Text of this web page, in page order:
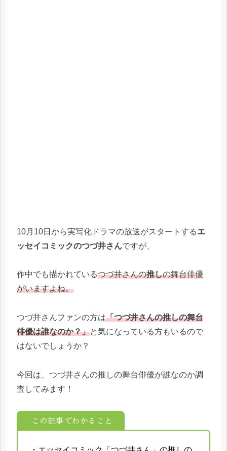
10月10日から実写化ドラマの放送がスタートするエ
ッセイコミックのつづ井さんですが、
作中でも描かれているつづ井さんの推しの舞台俳優
がいますよね。
つづ井さんファンの方は「つづ井さんの推しの舞台
俳優は誰なのか？」と気になっている方もいるので
はないでしょうか？
今回は、つづ井さんの推しの舞台俳優が誰なのか調
査してみます！
この記事でわかること